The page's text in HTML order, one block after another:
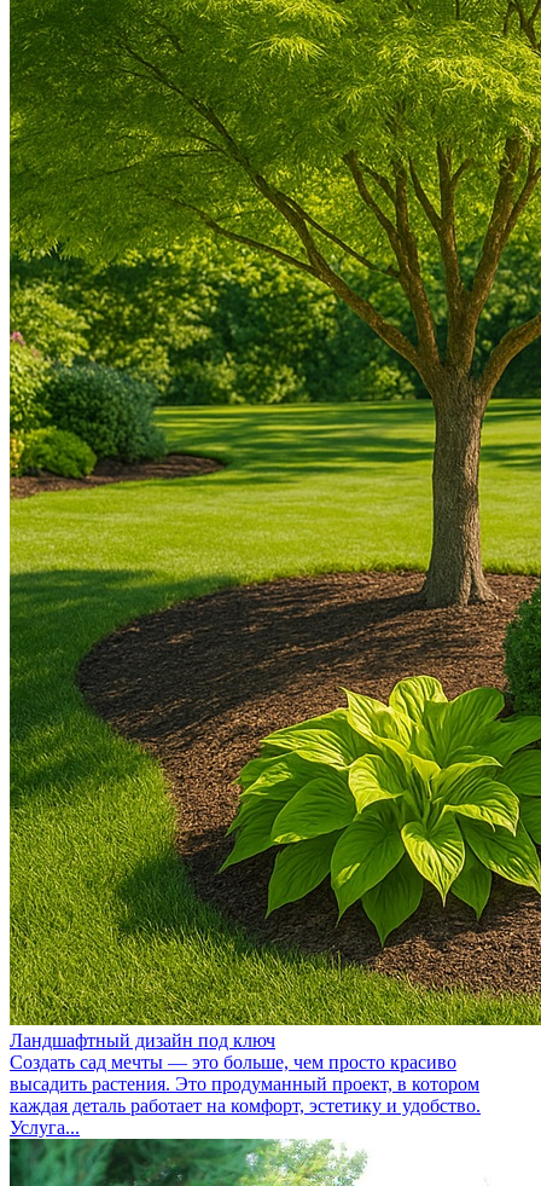
Ландшафтный дизайн под ключ
Создать сад мечты — это больше, чем просто красиво
высадить растения. Это продуманный проект, в котором
каждая деталь работает на комфорт, эстетику и удобство.
Услуга...